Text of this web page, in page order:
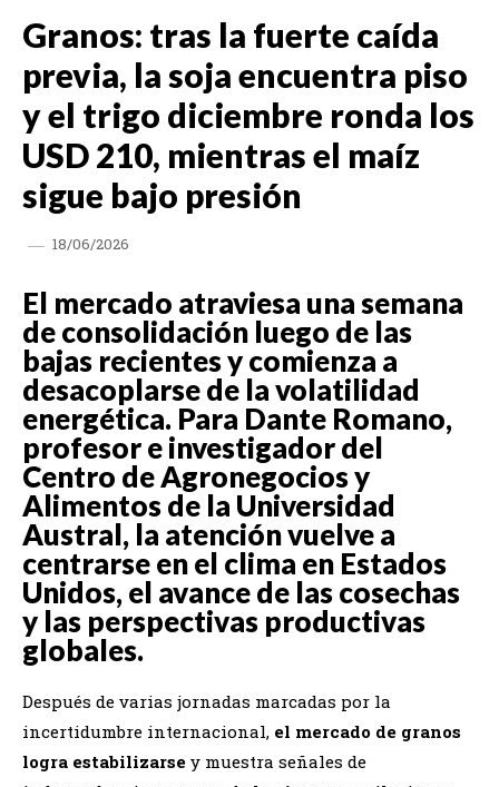
Granos: tras la fuerte caída
previa, la soja encuentra piso
y el trigo diciembre ronda los
USD 210, mientras el maíz
sigue bajo presión
18/06/2026
El mercado atraviesa una semana
de consolidación luego de las
bajas recientes y comienza a
desacoplarse de la volatilidad
energética. Para Dante Romano,
profesor e investigador del
Centro de Agronegocios y
Alimentos de la Universidad
Austral, la atención vuelve a
centrarse en el clima en Estados
Unidos, el avance de las cosechas
y las perspectivas productivas
globales.
Después de varias jornadas marcadas por la
incertidumbre internacional, el mercado de granos
logra estabilizarse y muestra señales de